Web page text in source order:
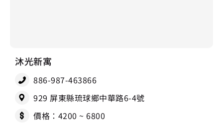
沐光新寓
886-987-463866
929 屏東縣琉球鄉中華路6-4號
價格：4200 ~ 6800